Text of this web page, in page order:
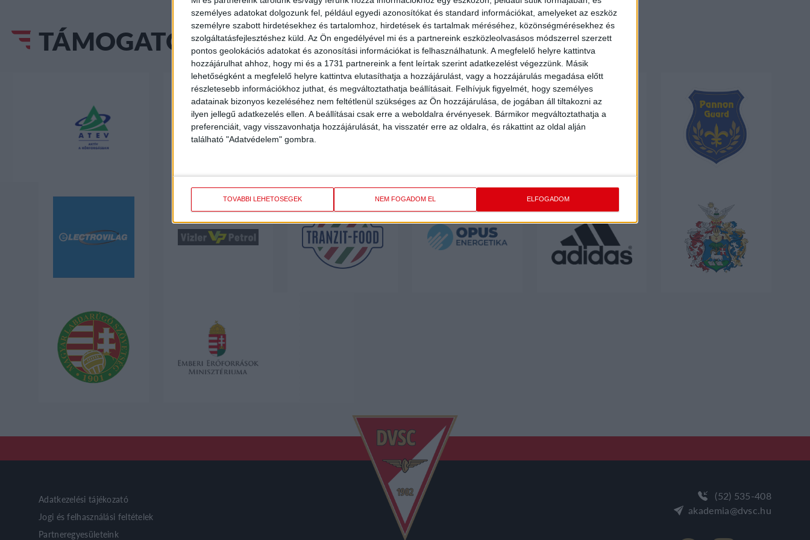
személyes adatokat dolgozunk fel, például egyedi azonosítókat és standard információkat, amelyeket az eszköz
személyre szabott hirdetésekhez és tartalomhoz, hirdetések és tartalmak méréséhez, közönségmérésekhez és
szolgáltatásfejlesztéshez küld. Az Ön engedélyével mi és a partnereink eszközleolvasásos módszerrel szerzett
pontos geolokációs adatokat és azonosítási információkat is felhasználhatunk. A megfelelő helyre kattintva
hozzájárulhat ahhoz, hogy mi és a 1731 partnereink a fent leírtak szerint adatkezelést végezzünk. Másik
lehetőségként a megfelelő helyre kattintva elutasíthatja a hozzájárulást, vagy a hozzájárulás megadása előtt
részletesebb információkhoz juthat, és megváltoztathatja beállításait. Felhívjuk figyelmét, hogy személyes
adatainak bizonyos kezeléséhez nem feltétlenül szükséges az Ön hozzájárulása, de jogában áll tiltakozni az
ilyen jellegű adatkezelés ellen. A beállításai csak erre a weboldalra érvényesek. Bármikor megváltoztathatja a
preferenciáit, vagy visszavonhatja hozzájárulását, ha visszatér erre az oldalra, és rákattint az oldal alján
található "Adatvédelem" gombra.
TOVÁBBI LEHETŐSÉGEK NEM FOGADOM EL ELFOGADOM
TÁMOGATÓINK
Adatkezelési tájékozató
Jogi és felhasználási feltételek
Partneregyesületeink
(52) 535-408
akademia@dvsc.hu